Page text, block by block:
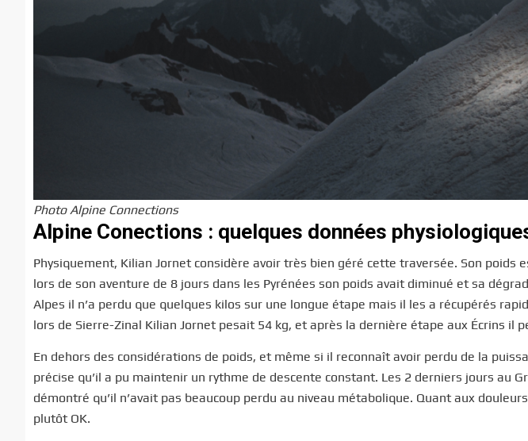
Photo Alpine Connections
Alpine Conections : quelques données
Physiquement, Kilian Jornet considère avoir très bien géré cette traversée. Son poids
lors de son aventure de 8 jours dans les Pyrénées son poids avait diminué et sa
Alpes il n’a perdu que quelques kilos sur une longue étape mais il les a récupérés
lors de Sierre-Zinal Kilian Jornet pesait 54 kg, et après la dernière étape aux Écrins il
En dehors des considérations de poids, et même si il reconnaît avoir perdu de la
précise qu’il a pu maintenir un rythme de descente constant. Les 2 derniers jours au
démontré qu’il n’avait pas beaucoup perdu au niveau métabolique. Quant aux
plutôt OK.